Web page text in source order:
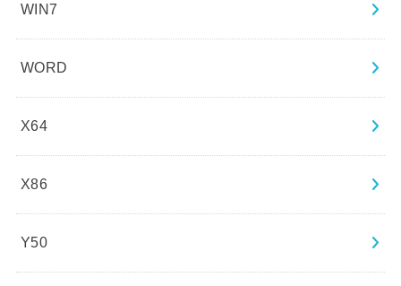
WIN7
WORD
X64
X86
Y50